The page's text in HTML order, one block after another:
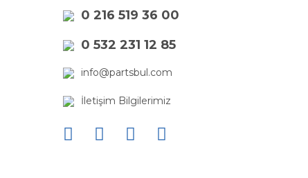
0 216 519 36 00
0 532 231 12 85
info@partsbul.com
İletişim Bilgilerimiz